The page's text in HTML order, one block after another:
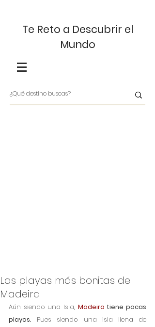
Te Reto a Descubrir el
Mundo
Las playas más bonitas de
Madeira
Aún siendo una Isla, Madeira tiene pocas
playas. Pues siendo una isla llena de